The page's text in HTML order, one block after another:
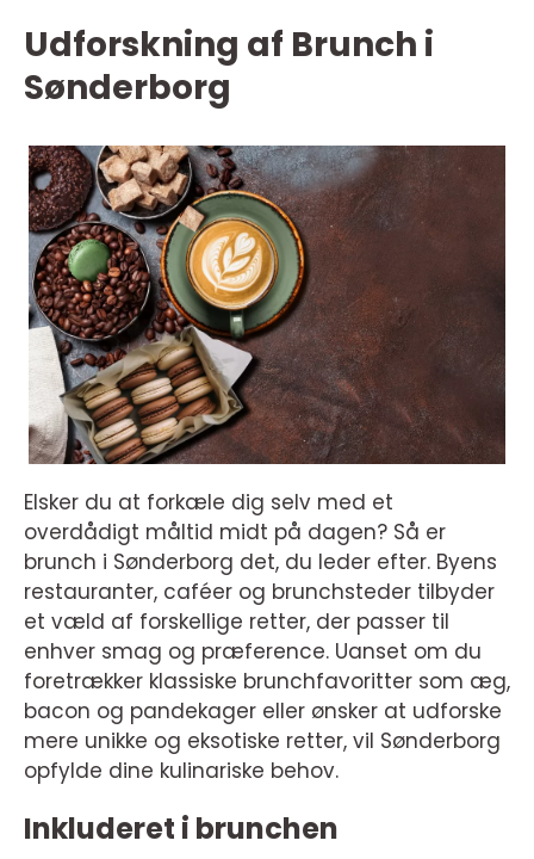
Udforskning af Brunch i
Sønderborg
Elsker du at forkæle dig selv med et
overdådigt måltid midt på dagen? Så er
brunch i Sønderborg det, du leder efter. Byens
restauranter, caféer og brunchsteder tilbyder
et væld af forskellige retter, der passer til
enhver smag og præference. Uanset om du
foretrækker klassiske brunchfavoritter som æg,
bacon og pandekager eller ønsker at udforske
mere unikke og eksotiske retter, vil Sønderborg
opfylde dine kulinariske behov.
Inkluderet i brunchen